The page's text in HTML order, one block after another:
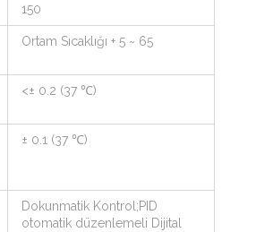
150
Ortam Sıcaklığı + 5 ~ 65
<± 0.2 (37 ℃)
± 0.1 (37 ℃)
Dokunmatik Kontrol;PID
otomatik düzenlemeli Dijital